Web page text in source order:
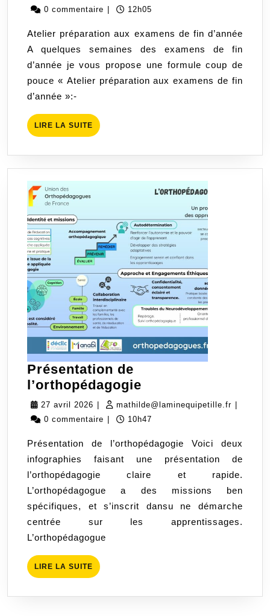
de
fin
d’année
avril
0 commentaire
12h05
Atelier préparation aux examens de fin d’année
A quelques semaines des examens de fin
d’année je vous propose une formule coup de
pouce « Atelier préparation aux examens de fin
d’année »:-
LIRE LA SUITE LIRE
LA
Présentation de
l’orthopédagogie
de
l’orthopédagogie
27 avril 2026 27
avril
mathilde@laminequipetille.fr
0 commentaire
10h47
Présentation de l’orthopédagogie Voici deux
infographies faisant une présentation de
l’orthopédagogie claire et rapide.
L’orthopédagogue a des missions ben
spécifiques, et s’inscrit dansu ne démarche
centrée sur les apprentissages.
L’orthopédagogue
LIRE LA SUITE LIRE
LA